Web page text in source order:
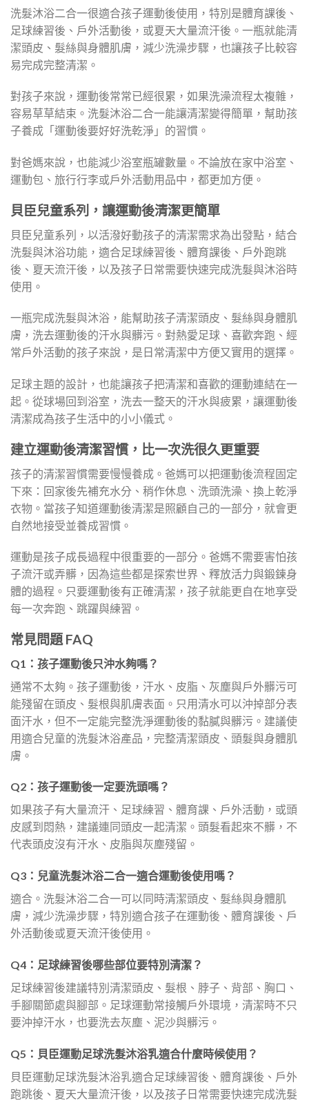
洗髮沐浴二合一很適合孩子運動後使用，特別是體育課後、
足球練習後、戶外活動後，或夏天大量流汗後。一瓶就能清
潔頭皮、髮絲與身體肌膚，減少洗澡步驟，也讓孩子比較容
易完成完整清潔。
對孩子來說，運動後常常已經很累，如果洗澡流程太複雜，
容易草草結束。洗髮沐浴二合一能讓清潔變得簡單，幫助孩
子養成「運動後要好好洗乾淨」的習慣。
對爸媽來說，也能減少浴室瓶罐數量。不論放在家中浴室、
運動包、旅行行李或戶外活動用品中，都更加方便。
貝臣兒童系列，讓運動後清潔更簡單
貝臣兒童系列，以活潑好動孩子的清潔需求為出發點，結合
洗髮與沐浴功能，適合足球練習後、體育課後、戶外跑跳
後、夏天流汗後，以及孩子日常需要快速完成洗髮與沐浴時
使用。
一瓶完成洗髮與沐浴，能幫助孩子清潔頭皮、髮絲與身體肌
膚，洗去運動後的汗水與髒污。對熱愛足球、喜歡奔跑、經
常戶外活動的孩子來說，是日常清潔中方便又實用的選擇。
足球主題的設計，也能讓孩子把清潔和喜歡的運動連結在一
起。從球場回到浴室，洗去一整天的汗水與疲累，讓運動後
清潔成為孩子生活中的小小儀式。
建立運動後清潔習慣，比一次洗很久更重要
孩子的清潔習慣需要慢慢養成。爸媽可以把運動後流程固定
下來：回家後先補充水分、稍作休息、洗頭洗澡、換上乾淨
衣物。當孩子知道運動後清潔是照顧自己的一部分，就會更
自然地接受並養成習慣。
運動是孩子成長過程中很重要的一部分。爸媽不需要害怕孩
子流汗或弄髒，因為這些都是探索世界、釋放活力與鍛鍊身
體的過程。只要運動後有正確清潔，孩子就能更自在地享受
每一次奔跑、跳躍與練習。
常見問題 FAQ
Q1：孩子運動後只沖水夠嗎？
通常不太夠。孩子運動後，汗水、皮脂、灰塵與戶外髒污可
能殘留在頭皮、髮根與肌膚表面。只用清水可以沖掉部分表
面汗水，但不一定能完整洗淨運動後的黏膩與髒污。建議使
用適合兒童的洗髮沐浴產品，完整清潔頭皮、頭髮與身體肌
膚。
Q2：孩子運動後一定要洗頭嗎？
如果孩子有大量流汗、足球練習、體育課、戶外活動，或頭
皮感到悶熱，建議連同頭皮一起清潔。頭髮看起來不髒，不
代表頭皮沒有汗水、皮脂與灰塵殘留。
Q3：兒童洗髮沐浴二合一適合運動後使用嗎？
適合。洗髮沐浴二合一可以同時清潔頭皮、髮絲與身體肌
膚，減少洗澡步驟，特別適合孩子在運動後、體育課後、戶
外活動後或夏天流汗後使用。
Q4：足球練習後哪些部位要特別清潔？
足球練習後建議特別清潔頭皮、髮根、脖子、背部、胸口、
手腳關節處與腳部。足球運動常接觸戶外環境，清潔時不只
要沖掉汗水，也要洗去灰塵、泥沙與髒污。
Q5：貝臣運動足球洗髮沐浴乳適合什麼時候使用？
貝臣運動足球洗髮沐浴乳適合足球練習後、體育課後、戶外
跑跳後、夏天大量流汗後，以及孩子日常需要快速完成洗髮